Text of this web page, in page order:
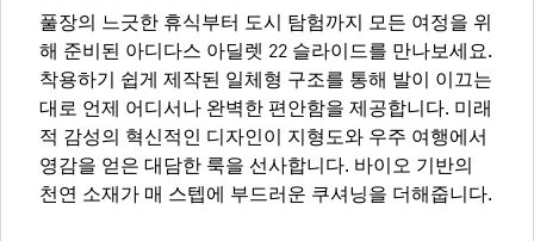
풀장의 느긋한 휴식부터 도시 탐험까지 모든 여정을 위
해 준비된 아디다스 아딜렛 22 슬라이드를 만나보세요.
착용하기 쉽게 제작된 일체형 구조를 통해 발이 이끄는
대로 언제 어디서나 완벽한 편안함을 제공합니다. 미래
적 감성의 혁신적인 디자인이 지형도와 우주 여행에서
영감을 얻은 대담한 룩을 선사합니다. 바이오 기반의
천연 소재가 매 스텝에 부드러운 쿠셔닝을 더해줍니다.